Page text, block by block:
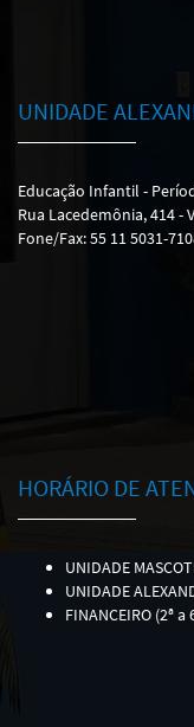
UNIDADE
Educação Infantil -
Rua Lacedemônia, 414 -
Fone/Fax: 55 11 5031-
HORÁRIO DE
UNIDADE
UNIDADE
FINANCEIRO (2ª